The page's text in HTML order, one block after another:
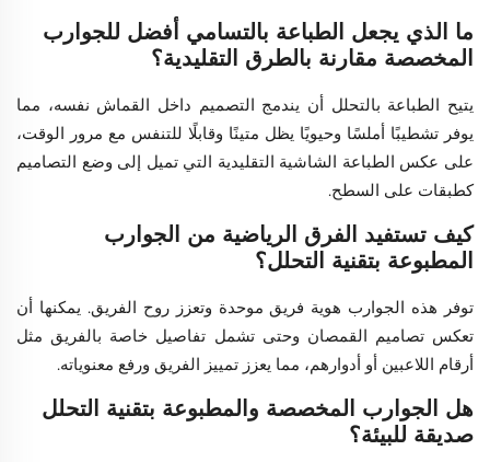
ما الذي يجعل الطباعة بالتسامي أفضل للجوارب
المخصصة مقارنة بالطرق التقليدية؟
يتيح الطباعة بالتحلل أن يندمج التصميم داخل القماش نفسه، مما
يوفر تشطيبًا أملسًا وحيويًا يظل متينًا وقابلًا للتنفس مع مرور الوقت،
على عكس الطباعة الشاشية التقليدية التي تميل إلى وضع التصاميم
كطبقات على السطح.
كيف تستفيد الفرق الرياضية من الجوارب
المطبوعة بتقنية التحلل؟
توفر هذه الجوارب هوية فريق موحدة وتعزز روح الفريق. يمكنها أن
تعكس تصاميم القمصان وحتى تشمل تفاصيل خاصة بالفريق مثل
أرقام اللاعبين أو أدوارهم، مما يعزز تمييز الفريق ورفع معنوياته.
هل الجوارب المخصصة والمطبوعة بتقنية التحلل
صديقة للبيئة؟